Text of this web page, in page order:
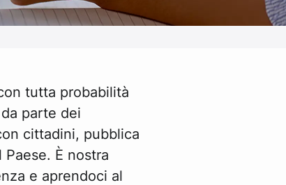
tutta probabilità
parte dei
cittadini, pubblica
È nostra
e aprendoci al